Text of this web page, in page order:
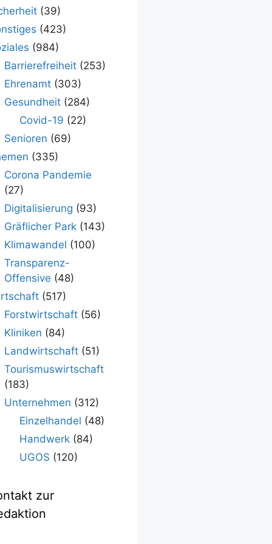
(39)
(423)
(984)
Barrierefreiheit(253)
Ehrenamt(303)
Gesundheit(284)
Covid-19 (22)
Senioren (69)
(335)
Corona Pandemie
(27)
Digitalisierung (93)
Gräflicher Park(143)
Klimawandel (100)
Transparenz-
Offensive (48)
(517)
Forstwirtschaft(56)
Kliniken (84)
Landwirtschaft(51)
Tourismuswirtschaft
(183)
Unternehmen (312)
Einzelhandel (48)
Handwerk (84)
UGOS (120)
zur